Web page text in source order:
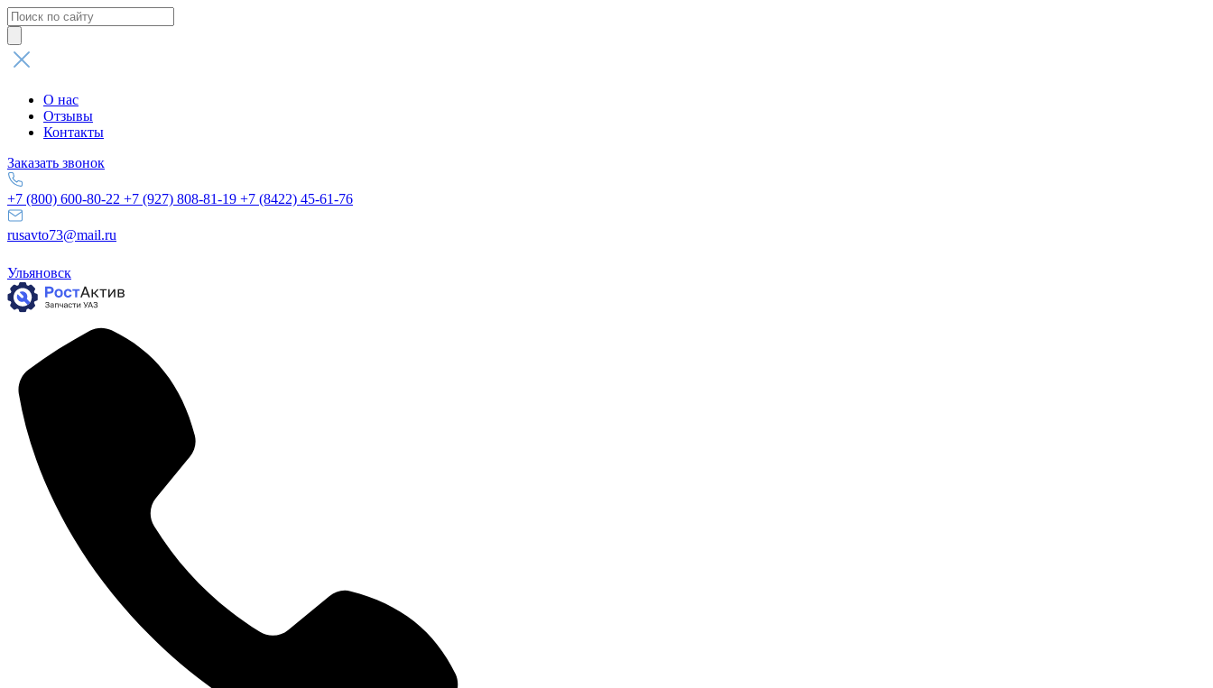
Поиск
товаров
О нас
Отзывы
Контакты
Заказать звонок
+7 (800) 600-80-22 +7 (927) 808-81-19 +7 (8422) 45-61-76
rusavto73@mail.ru
Ульяновск